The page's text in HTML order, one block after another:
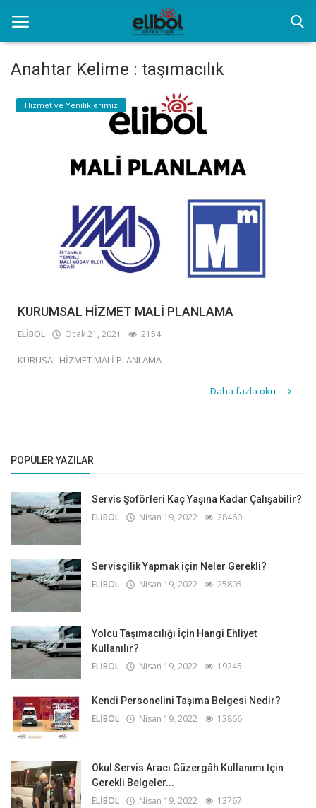
Anasayfa
Hizmet ve Yeniliklerimiz
Kurumsal Filo Kiralama
Özel Transfer Hizmeti
Resim Galerisi
Anahtar Kelime : taşımacılık
Hizmet ve Yeniliklerimiz
KURUMSAL HİZMET MALİ PLANLAMA
ELİBOL Ocak 21, 2021 2154
KURUSAL HİZMET MALİ PLANLAMA
Daha fazla oku
POPÜLER YAZILAR
Servis Şoförleri Kaç Yaşına Kadar Çalışabilir?
ELİBOL Nisan 19, 2022 28460
Servisçilik Yapmak için Neler Gerekli?
ELİBOL Nisan 19, 2022 25805
Yolcu Taşımacılığı İçin Hangi Ehliyet
Kullanılır?
ELİBOL Nisan 19, 2022 19245
Kendi Personelini Taşıma Belgesi Nedir?
ELİBOL Nisan 19, 2022 13866
Okul Servis Aracı Güzergâh Kullanımı İçin
Gerekli Belgeler...
ELİBOL Nisan 19, 2022 13767